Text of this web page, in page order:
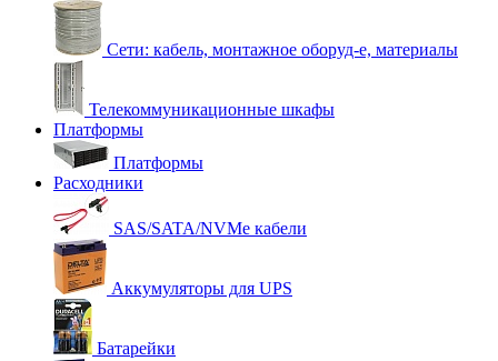
Сети: кабель, монтажное оборуд-е, материалы
Телекоммуникационные шкафы
Платформы
Платформы
Расходники
SAS/SATA/NVMe кабели
Аккумуляторы для UPS
Батарейки